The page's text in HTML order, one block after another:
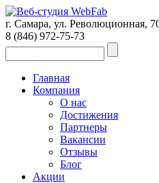
г. Самара, ул. Революционная,
8 (846) 972-75-73
Главная
Компания
О нас
Достижения
Партнеры
Вакансии
Отзывы
Блог
Акции